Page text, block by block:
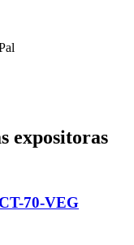
expositoras
70-VEG